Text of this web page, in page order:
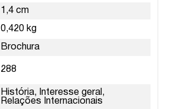
1,4 cm
0,420 kg
Brochura
288
História, Interesse geral,
Relações Internacionais